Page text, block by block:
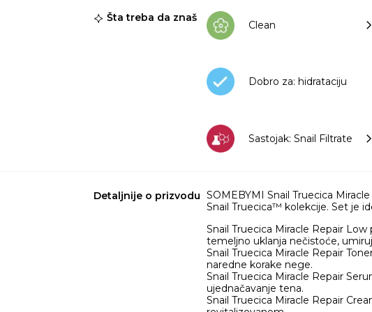
Šta treba da znaš
Clean
Dobro za: hidrataciju
Sastojak: Snail Filtrate
Detaljnije o prizvodu SOMEBYMI Snail Truecica
Snail Truecica™ kolekcije. Set je
Snail Truecica Miracle Repair
temeljno uklanja nečistoće,
Snail Truecica Miracle Repair
naredne korake nege.
Snail Truecica Miracle Repair
ujednačavanje tena.
Snail Truecica Miracle Repair